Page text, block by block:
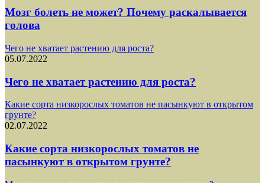
Мозг болеть не может? Почему раскалывается
голова
Чего не хватает растению для роста?
05.07.2022
Чего не хватает растению для роста?
Какие сорта низкорослых томатов не пасынкуют в открытом
грунте?
02.07.2022
Какие сорта низкорослых томатов не
пасынкуют в открытом грунте?